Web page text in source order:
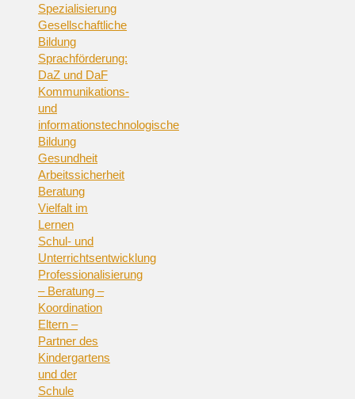
Spezialisierung
Gesellschaftliche
Bildung
Sprachförderung:
DaZ und DaF
Kommunikations-
und
informationstechnologische
Bildung
Gesundheit
Arbeitssicherheit
Beratung
Vielfalt im
Lernen
Schul- und
Unterrichtsentwicklung
Professionalisierung
– Beratung –
Koordination
Eltern –
Partner des
Kindergartens
und der
Schule